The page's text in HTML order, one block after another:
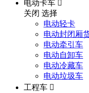
电动卡车 
关闭 选择
电动轻卡
电动封闭厢
电动牵引车
电动自卸车
电动冷藏车
电动垃圾车
工程车 